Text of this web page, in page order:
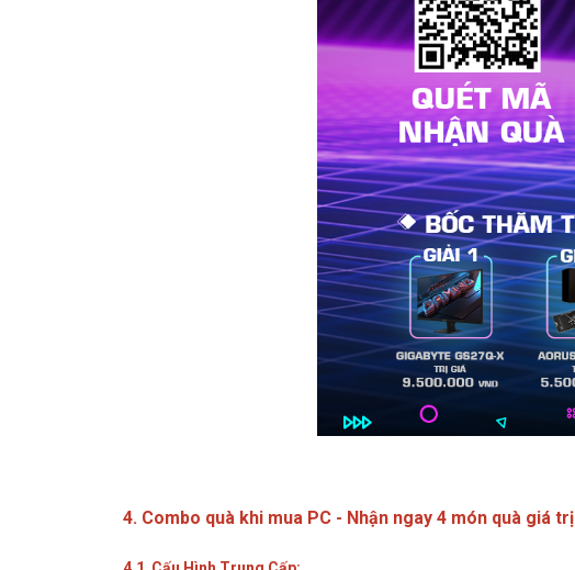
4. Combo quà khi mua PC - Nhận ngay 4 món quà giá trị